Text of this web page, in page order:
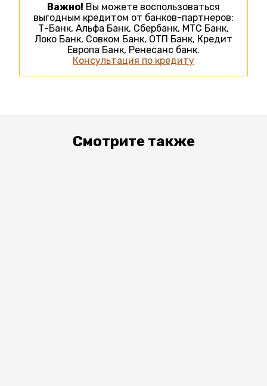
Важно! Вы можете воспользоваться
выгодным кредитом от банков-партнеров:
Т-Банк, Альфа Банк, Сбербанк, МТС Банк,
Локо Банк, Совком Банк, ОТП Банк, Кредит
Европа Банк, Ренесанс банк.
Консультация по кредиту
Смотрите также